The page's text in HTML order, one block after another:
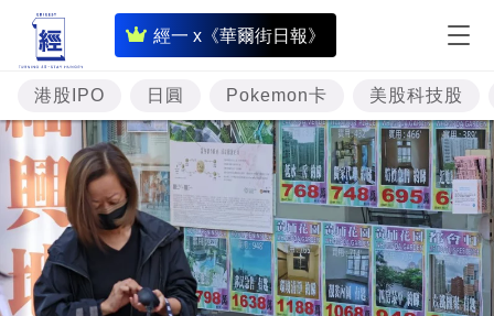
經一 x《華爾街日報》
即
時
財
經
專
題
投
資
樓
港股IPO 日圓 Pokemon卡 美股科技股